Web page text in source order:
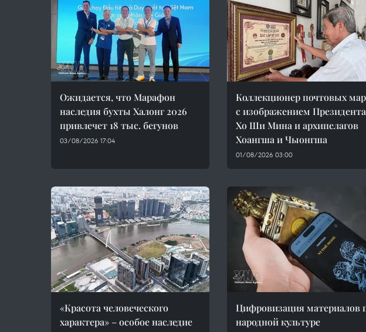
Ожидается, что Марафон
наследия бухты Халонг 2026
привлечет 18 тыс. бегунов
03/08/2026 17:04
Коллекционер почтовых
с изображением Президента
Хо Ши Мина и архипелагов
Хоангша и Чыонгша
01/08/2026 03:00
«Красота человеческого
характера» – особое наследие
Цифровизация материалов
народной культуре